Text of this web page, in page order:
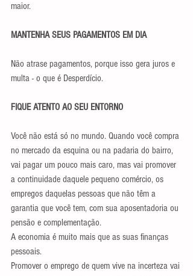
maior.
MANTENHA SEUS PAGAMENTOS EM DIA
Não atrase pagamentos, porque isso gera juros e
multa - o que é Desperdício.
FIQUE ATENTO AO SEU ENTORNO
Você não está só no mundo. Quando você compra
no mercado da esquina ou na padaria do bairro,
vai pagar um pouco mais caro, mas vai promover
a continuidade daquele pequeno comércio, os
empregos daquelas pessoas que não têm a
garantia que você tem, com sua aposentadoria ou
pensão e complementação.
A economia é muito mais que as suas finanças
pessoais.
Promover o emprego de quem vive na incerteza vai